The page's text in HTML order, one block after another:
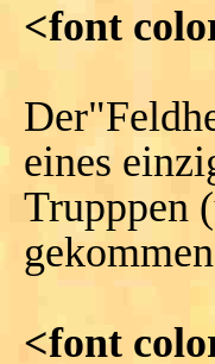
<font
eines
Trupppen
<font